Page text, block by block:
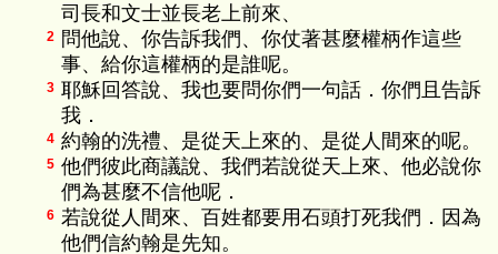
司長和文士並長老上前來、
2 問他說、你告訴我們、你仗著甚麼權柄作這些
事、給你這權柄的是誰呢。
3 耶穌回答說、我也要問你們一句話．你們且告訴
我．
4 約翰的洗禮、是從天上來的、是從人間來的呢。
5 他們彼此商議說、我們若說從天上來、他必說你
們為甚麼不信他呢．
6 若說從人間來、百姓都要用石頭打死我們．因為
他們信約翰是先知。